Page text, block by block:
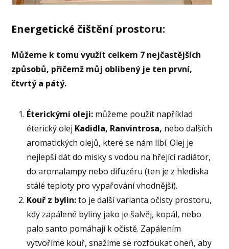
Energetické čištění prostoru:
Můžeme k tomu využít celkem 7 nejčastějších
způsobů, přičemž můj oblibený je ten první,
čtvrtý a pátý.
Éterickými oleji: můžeme použít například
éterický olej Kadidla, Ranvintrosa, nebo dalších
aromatických olejů, které se nám líbí. Olej je
nejlepší dát do misky s vodou na hřející radiátor,
do aromalampy nebo difuzéru (ten je z hlediska
stálé teploty pro vypařování vhodnější).
Kouř z bylin:to je další varianta očisty prostoru,
kdy zapálené byliny jako je šalvěj, kopál, nebo
palo santo pomáhají k očistě. Zapálením
vytvoříme kouř, snažíme se rozfoukat oheň, aby